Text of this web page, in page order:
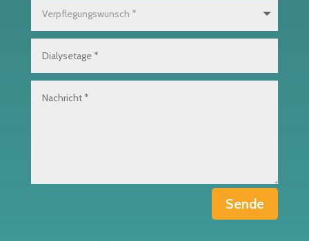
Sende